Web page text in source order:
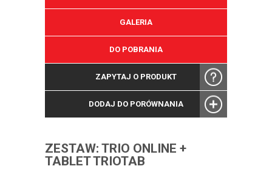
GALERIA
DO POBRANIA
ZAPYTAJ O PRODUKT
DODAJ DO PORÓWNANIA
ZESTAW: TRIO ONLINE +
TABLET TRIOTAB